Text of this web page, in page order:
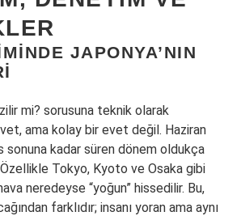
JAPONYA’NIN
mi? sorusuna teknik olarak
ama kolay bir evet değil. Haziran
sonuna kadar süren dönem oldukça
Tokyo, Kyoto ve Osaka gibi
neredeyse “yoğun” hissedilir. Bu,
farklıdır; insanı yoran ama aynı